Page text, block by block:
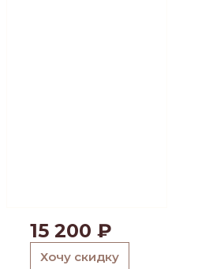
15 200 ₽
Хочу скидку